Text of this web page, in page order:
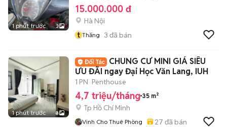
1 phút trước 3
15.000.000 đ
Hà Nội
t Thăng 3 đã bán
1 phút trước 8
CHUNG CƯ MINI GIÁ SIÊU
ƯU ĐÃI ngay Đại Học Văn Lang, IUH
1 PN Penthouse
4,7 triệu/tháng 35 m²
Tp Hồ Chí Minh
Vinh Cho Thuê Phòng 27 đã bán